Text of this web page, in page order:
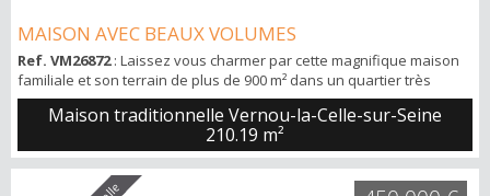
MAISON AVEC BEAUX VOLUMES
Ref. VM26872: Laissez vous charmer par cette magnifique maison
familiale et son terrain de plus de 900 m² dans un quartier très
recherché de VERNOU LA CELLE SUR SEINE proche de toutes les
commodités, écoles, commerces et gare. Au rez de chaussée vous
retrouverez une vaste entrée donnant accès à un grand et
lumineux séjour (environ 47 m²), une cuisine de plus de 25m², une
chambre, une salle de bains e...
Maison traditionnelle Vernou-la-Celle-sur-Seine
210.19 m²